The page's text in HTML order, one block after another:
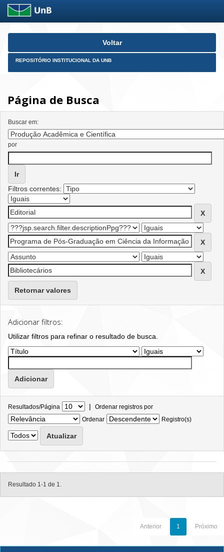
Skip
Voltar
REPOSITÓRIO INSTITUCIONAL DA UNB
Página de Busca
Buscar em:
por
Filtros correntes:
Retornar valores
Adicionar filtros:
Utilizar filtros para refinar o resultado de busca.
Resultados/Página | Ordenar registros por
Ordenar
Registro(s)
Resultado 1-1 de 1.
Anterior 1 Próximo